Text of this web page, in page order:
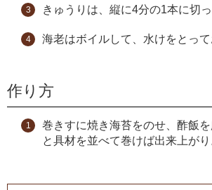
きゅうりは、縦に4分の1本に切っ
海老はボイルして、水けをとって
作り方
巻きすに焼き海苔をのせ、酢飯
と具材を並べて巻けば出来上がり